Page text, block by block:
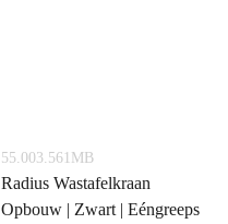
55.003.561MB
Radius Wastafelkraan
Opbouw | Zwart | Eéngreeps